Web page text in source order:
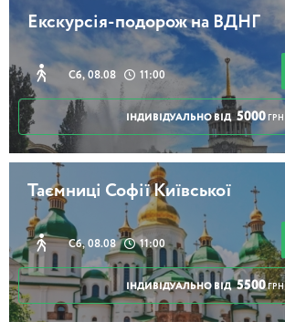
Екскурсія-подорож на ВДНГ
Сб, 08.08 11:00
ІНДИВІДУАЛЬНО ВІД 5000 ГРН
Таємниці Софії Київської
Сб, 08.08 11:00
ІНДИВІДУАЛЬНО ВІД 5500 ГРН